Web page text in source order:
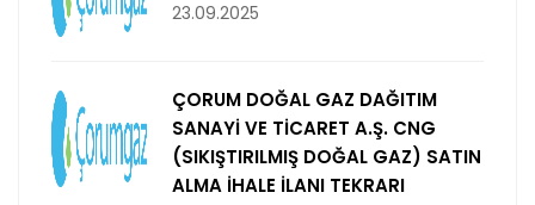
23.09.2025
ÇORUM DOĞAL GAZ DAĞITIM
SANAYİ VE TİCARET A.Ş. CNG
(SIKIŞTIRILMIŞ DOĞAL GAZ) SATIN
ALMA İHALE İLANI TEKRARI